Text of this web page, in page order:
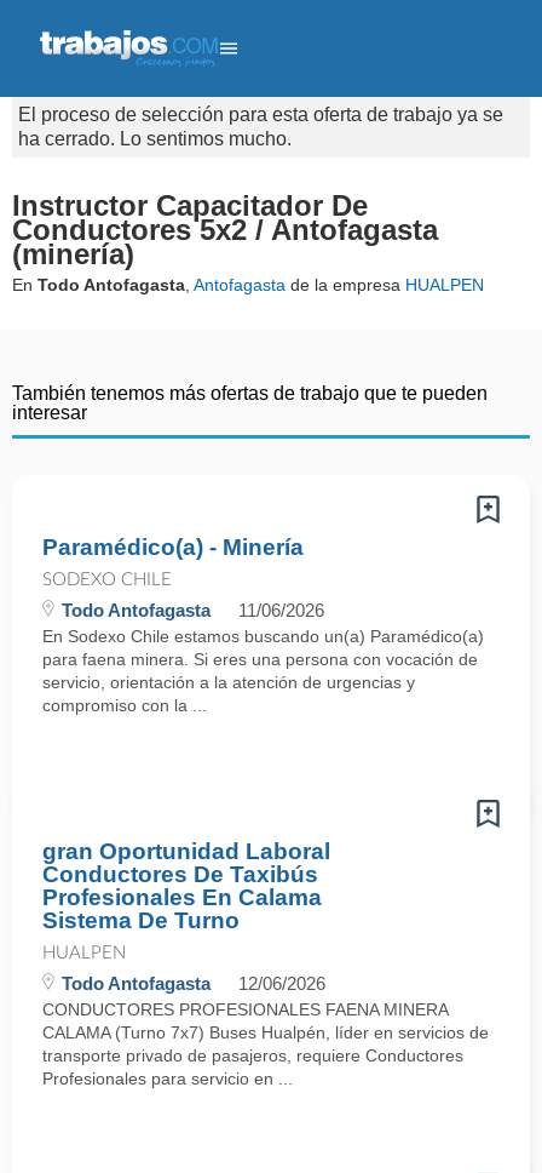
El proceso de selección para esta oferta de trabajo ya se
ha cerrado. Lo sentimos mucho.
Instructor Capacitador De
Conductores 5x2 / Antofagasta
(minería)
En Todo Antofagasta Antofagasta de la empresa HUALPEN
También tenemos más ofertas de trabajo que te pueden
interesar
Paramédico(a) - Minería
SODEXO CHILE
Todo Antofagasta 11/06/2026
En Sodexo Chile estamos buscando un(a) Paramédico(a)
para faena minera. Si eres una persona con vocación de
servicio, orientación a la atención de urgencias y
compromiso con la ...
gran Oportunidad Laboral
Conductores De Taxibús
Profesionales En Calama
Sistema De Turno
HUALPEN
Todo Antofagasta 12/06/2026
CONDUCTORES PROFESIONALES FAENA MINERA
CALAMA (Turno 7x7) Buses Hualpén, líder en servicios de
transporte privado de pasajeros, requiere Conductores
Profesionales para servicio en ...